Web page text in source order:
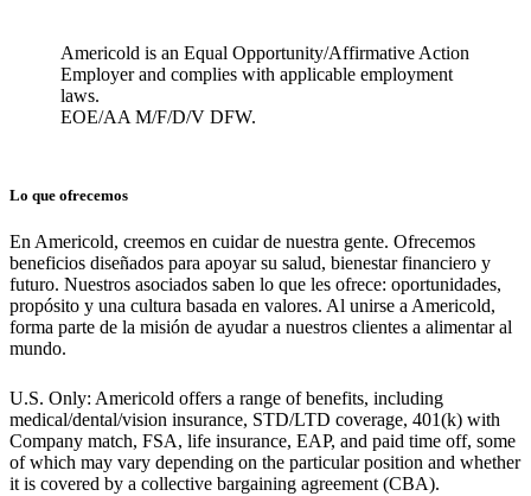
Americold is an Equal Opportunity/Affirmative Action
Employer and complies with applicable employment
laws.
EOE/AA M/F/D/V DFW.
Lo que ofrecemos
En Americold, creemos en cuidar de nuestra gente. Ofrecemos
beneficios diseñados para apoyar su salud, bienestar financiero y
futuro. Nuestros asociados saben lo que les ofrece: oportunidades,
propósito y una cultura basada en valores. Al unirse a Americold,
forma parte de la misión de ayudar a nuestros clientes a alimentar al
mundo.
U.S. Only: Americold offers a range of benefits, including
medical/dental/vision insurance, STD/LTD coverage, 401(k) with
Company match, FSA, life insurance, EAP, and paid time off, some
of which may vary depending on the particular position and whether
it is covered by a collective bargaining agreement (CBA).